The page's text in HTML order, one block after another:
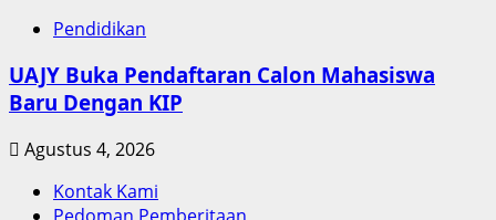
Pendidikan
UAJY Buka Pendaftaran Calon Mahasiswa
Baru Dengan KIP
Agustus 4, 2026
Kontak Kami